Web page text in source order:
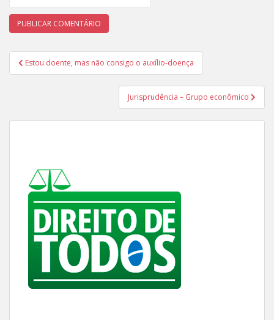
Navegação
de
Estou doente, mas não consigo o auxílio-doença
Jurisprudência – Grupo econômico